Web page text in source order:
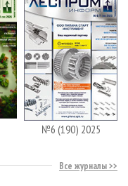
№6 (190) 2025
Все журналы